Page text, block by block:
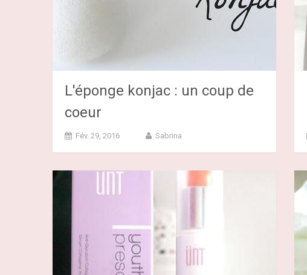
L'éponge konjac : un coup de
coeur
Fév. 29, 2016 Sabrina